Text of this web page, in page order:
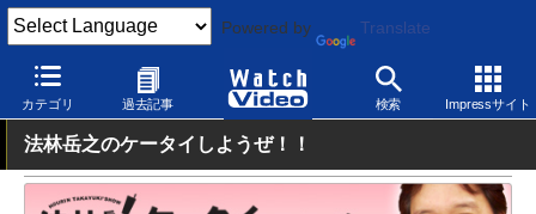
Powered by Translate
カテゴリ 過去記事 検索 Impressサイト
Watch Video モバイル スマートフォン Android
法林岳之のケータイしようぜ！！